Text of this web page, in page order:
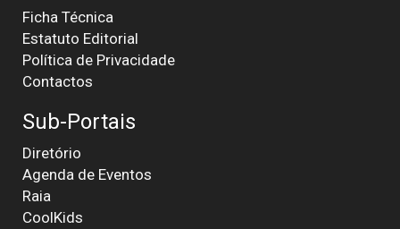
Ficha Técnica
Estatuto Editorial
Política de Privacidade
Contactos
Sub-Portais
Diretório
Agenda de Eventos
Raia
CoolKids